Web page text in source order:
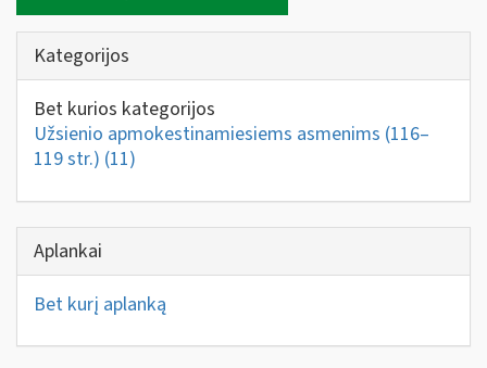
Kategorijos
Bet kurios kategorijos
Užsienio apmokestinamiesiems asmenims (116–
119 str.) (11)
Aplankai
Bet kurį aplanką